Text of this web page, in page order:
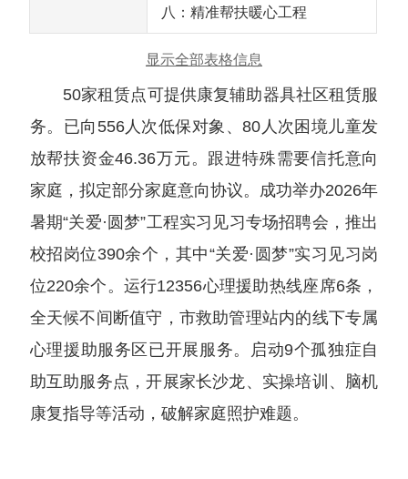
八：精准帮扶暖心工程
显示全部表格信息
50家租赁点可提供康复辅助器具社区租赁服
务。已向556人次低保对象、80人次困境儿童发
放帮扶资金46.36万元。跟进特殊需要信托意向
家庭，拟定部分家庭意向协议。成功举办2026年
暑期“关爱·圆梦”工程实习见习专场招聘会，推出
校招岗位390余个，其中“关爱·圆梦”实习见习岗
位220余个。运行12356心理援助热线座席6条，
全天候不间断值守，市救助管理站内的线下专属
心理援助服务区已开展服务。启动9个孤独症自
助互助服务点，开展家长沙龙、实操培训、脑机
康复指导等活动，破解家庭照护难题。